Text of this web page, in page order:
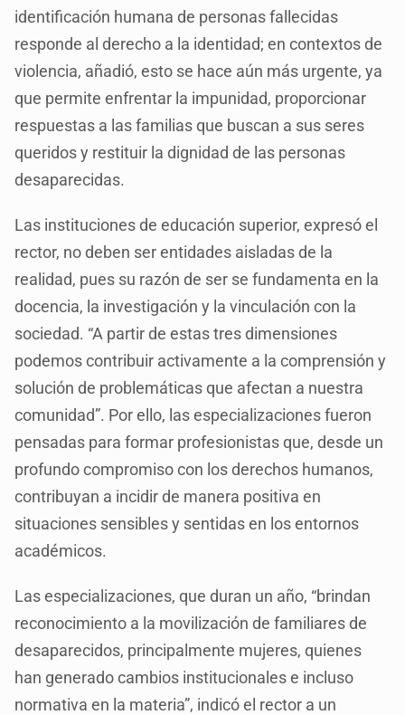
identificación humana de personas fallecidas
responde al derecho a la identidad; en contextos de
violencia, añadió, esto se hace aún más urgente, ya
que permite enfrentar la impunidad, proporcionar
respuestas a las familias que buscan a sus seres
queridos y restituir la dignidad de las personas
desaparecidas.
Las instituciones de educación superior, expresó el
rector, no deben ser entidades aisladas de la
realidad, pues su razón de ser se fundamenta en la
docencia, la investigación y la vinculación con la
sociedad. “A partir de estas tres dimensiones
podemos contribuir activamente a la comprensión y
solución de problemáticas que afectan a nuestra
comunidad”. Por ello, las especializaciones fueron
pensadas para formar profesionistas que, desde un
profundo compromiso con los derechos humanos,
contribuyan a incidir de manera positiva en
situaciones sensibles y sentidas en los entornos
académicos.
Las especializaciones, que duran un año, “brindan
reconocimiento a la movilización de familiares de
desaparecidos, principalmente mujeres, quienes
han generado cambios institucionales e incluso
normativa en la materia”, indicó el rector a un